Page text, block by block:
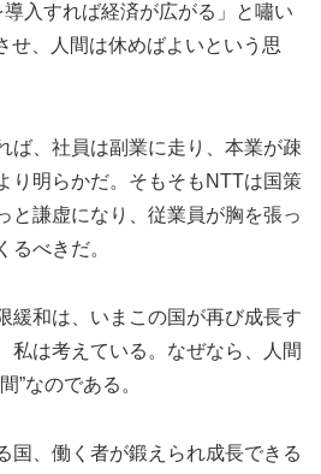
入すれば経済が広がる」と嘯い
せ、人間は休めばよいという思
ば、社員は副業に走り、本業が疎
り明らかだ。そもそもNTTは国策
と謙虚になり、従業員が胸を張っ
るべきだ。
緩和は、いまこの国が再び成長す
私は考えている。なぜなら、人間
”なのである。
国、働く者が鍛えられ成長できる